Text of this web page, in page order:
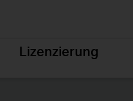
Lizenzierung